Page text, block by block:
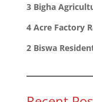
3 Bigha
4 Acre Factory
2 Biswa